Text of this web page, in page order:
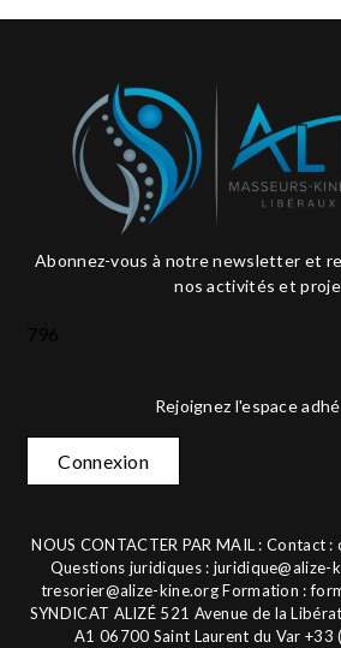
Abonnez-vous à notre newsletter et
nos activités et
Rejoignez l'espace
Connexion
NOUS CONTACTER PAR MAIL : Contact :
Questions juridiques : juridique@alize-
tresorier@alize-kine.orgFormation :
SYNDICAT ALIZÉ 521 Avenue de la
A1 06700 Saint Laurent du Var